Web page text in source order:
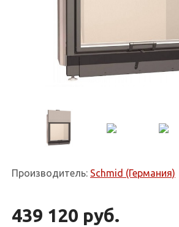
Производитель: Schmid (Германия)
439 120 руб.